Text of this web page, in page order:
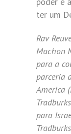
ter um
Rav
Machon
para a
parceria
America
para